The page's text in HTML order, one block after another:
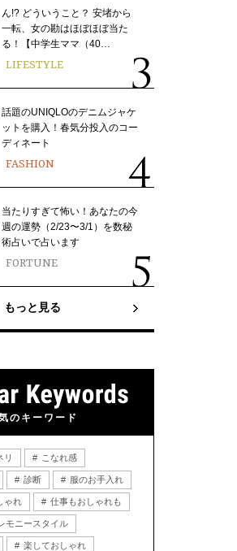
ん!? どういうこと？ 安堵から
一転、女の勘はほぼほぼ当た
る！【中学生ママ（40…
LIFESTYLE
話題のUNIQLOのデニムジャケ
ットを購入！春気分投入のコー
ディネート
FASHION
当たりすぎて怖い！あなたの今
週の運勢（2/23〜3/1）を数秘
術占いで占います
FORTUNE
もっと見る
のキーワード
リ こなれ感
診断 服のお手入れ
ゃれ 仕事もおしゃれも
モニースタイル
楽しておしゃれ